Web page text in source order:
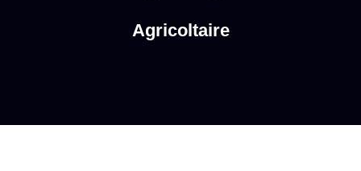
Agricoltaire